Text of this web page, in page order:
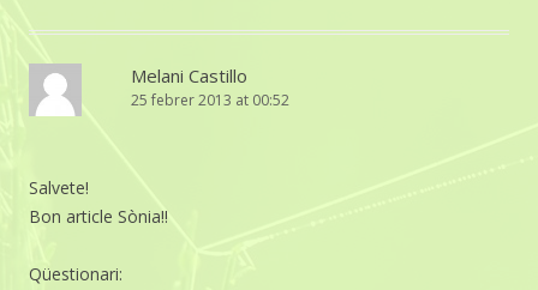
Melani Castillo
25 febrer 2013 at 00:52
Salvete!
Bon article Sònia!!
Qüestionari: